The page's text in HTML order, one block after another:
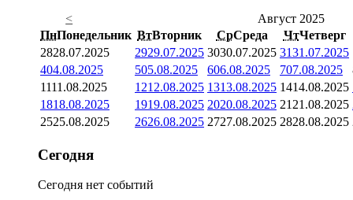
<
Август 2025
ПнПонедельник ВтВторник СрСреда ЧтЧетверг
2828.07.2025 2929.07.2025 3030.07.2025 3131.07.2025
404.08.2025 505.08.2025 606.08.2025 707.08.2025
1111.08.2025 1212.08.2025 1313.08.2025 1414.08.2025
1818.08.2025 1919.08.2025 2020.08.2025 21 21.08.2025
2525.08.2025 2626.08.2025 2727.08.2025 2828.08.2025
Сегодня
Сегодня нет событий